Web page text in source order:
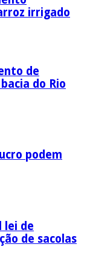
irrigado
de
do Rio
podem
lei de
de sacolas